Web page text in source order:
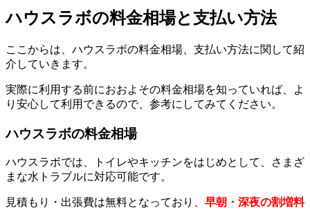
ハウスラボの料金相場と支払い方法
ここからは、ハウスラボの料金相場、支払い方法に関して紹
介していきます。
実際に利用する前におおよその料金相場を知っていれば、よ
り安心して利用できるので、参考にしてみてください。
ハウスラボの料金相場
ハウスラボでは、トイレやキッチンをはじめとして、さまざ
まな水トラブルに対応可能です。
見積もり・出張費は無料となっており、 早朝・深夜の割増料